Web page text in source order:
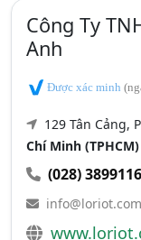
Công Ty
Anh
Được xác minh
129 Tân Cảng,
Chí Minh (TPHCM)
(028)